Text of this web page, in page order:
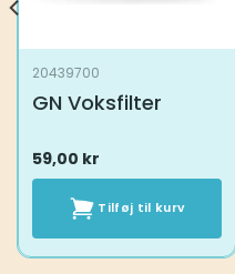
20439700
GN Voksfilter
59,00 kr
Tilføj til kurv